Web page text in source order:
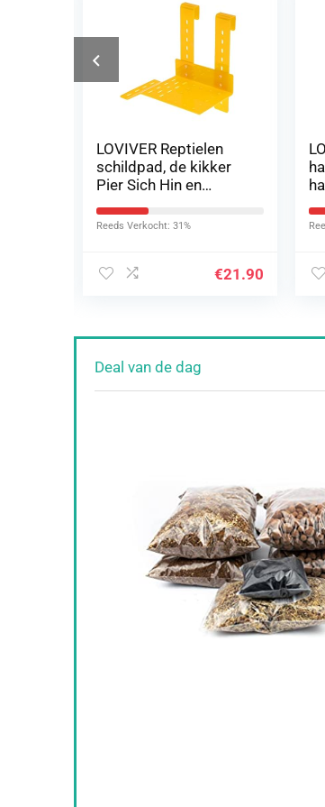
LOVIVER Reptielen
schildpad, de kikker
Pier Sich Hin en
bewegende platform
hellingen ladder
Reeds Verkocht: 31%
€21.90
Deal van de dag